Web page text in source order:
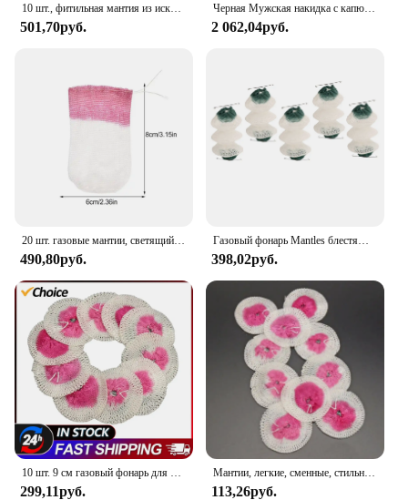
10 шт., фитильная мантия из искусственного шелка
501,70руб.
Черная Мужская накидка с капюшоном, средневековая искусственная, однотонная, ветрозащитная Мужская тренчкот, модель костюм монаха Хэллоуин Death Mantles
2 062,04руб.
20 шт. газовые мантии, светящийся корпус, фитиль для лампы с одним цоколем для улицы, пропановый фонарь, парафиновые мантии для газовых ламп
490,80руб.
Газовый фонарь Mantles блестящая газовая лампа мантия для самостоятельного вождения путешествия
398,02руб.
299,11руб.
Мантии, легкие, сменные, стильные, полезные, сетчатые мантии, парафин, 5 см, 8 см, для кемпинга, хлопка, хлопка, двора
113,26руб.